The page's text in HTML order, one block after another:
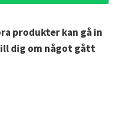
produkter kan gå in
dig om något gått